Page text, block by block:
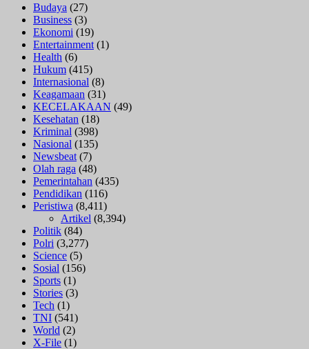
Budaya (27)
Business (3)
Ekonomi (19)
Entertainment (1)
Health (6)
Hukum (415)
Internasional (8)
Keagamaan (31)
KECELAKAAN (49)
Kesehatan (18)
Kriminal (398)
Nasional (135)
Newsbeat (7)
Olah raga (48)
Pemerintahan (435)
Pendidikan (116)
Peristiwa (8,411)
Artikel (8,394)
Politik (84)
Polri (3,277)
Science (5)
Sosial (156)
Sports (1)
Stories (3)
Tech (1)
TNI (541)
World (2)
X-File (1)